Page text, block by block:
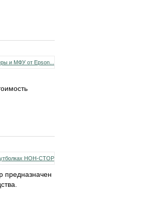
предназначен